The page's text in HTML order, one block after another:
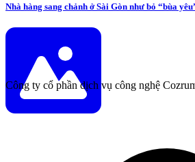
Nhà hàng sang chảnh ở Sài Gòn như bỏ “bùa
Công ty cổ phần dịch vụ công nghệ